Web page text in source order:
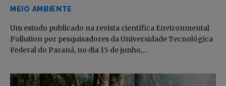
MEIO AMBIENTE
Um estudo publicado na revista científica Environmental
Pollution por pesquisadores da Universidade Tecnológica
Federal do Paraná, no dia 15 de junho,…